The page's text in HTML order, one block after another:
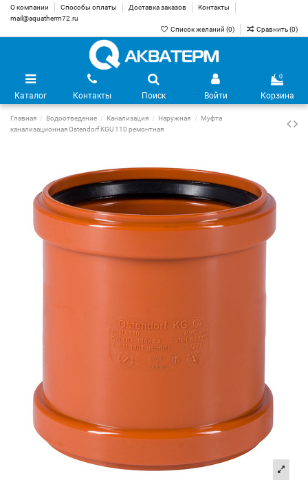
О компании Способы оплаты Доставка заказов
Контакты
mail@aquatherm72.ru
Список желаний (0) Сравнить (0)
Каталог Контакты Поиск Войти
0
Корзина
Главная Водоотведение Канализация Наружная
Муфта
канализационная Ostendorf KGU 110 ремонтная